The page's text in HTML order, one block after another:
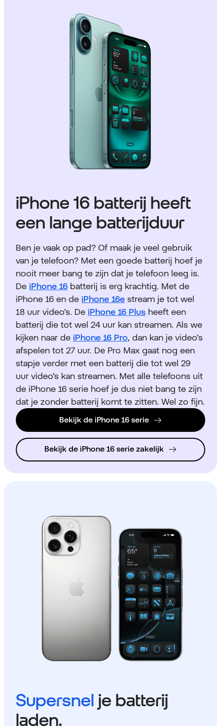
iPhone 16 batterij heeft
een lange batterijduur
Ben je vaak op pad? Of maak je veel gebruik
van je telefoon? Met een goede batterij hoef je
nooit meer bang te zijn dat je telefoon leeg is.
De iPhone 16 batterij is erg krachtig. Met de
iPhone 16 en de iPhone 16e stream je tot wel
18 uur video’s. De iPhone 16 Plus heeft een
batterij die tot wel 24 uur kan streamen. Als we
kijken naar de iPhone 16 Pro, dan kan je video’s
afspelen tot 27 uur. De Pro Max gaat nog een
stapje verder met een batterij die tot wel 29
uur video’s kan streamen. Met alle telefoons uit
de iPhone 16 serie hoef je dus niet bang te zijn
dat je zonder batterij komt te zitten. Wel zo fijn.
Bekijk de iPhone 16 serie
Bekijk de iPhone 16 serie zakelijk
Supersnel je batterij
laden.